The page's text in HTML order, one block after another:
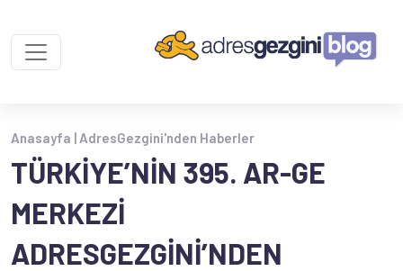
Anasayfa | AdresGezgini'nden Haberler
TÜRKIYE’NIN 395. AR-GE
MERKEZI
ADRESGEZGINI’NDEN